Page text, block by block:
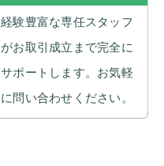
経験豊富な専任スタッフ
がお取引成立まで完全に
サポートします。お気軽
に問い合わせください。